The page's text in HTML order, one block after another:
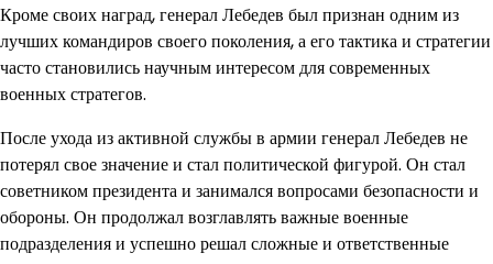
Кроме своих наград, генерал Лебедев был признан одним из
лучших командиров своего поколения, а его тактика и стратегии
часто становились научным интересом для современных
военных стратегов.
После ухода из активной службы в армии генерал Лебедев не
потерял свое значение и стал политической фигурой. Он стал
советником президента и занимался вопросами безопасности и
обороны. Он продолжал возглавлять важные военные
подразделения и успешно решал сложные и ответственные